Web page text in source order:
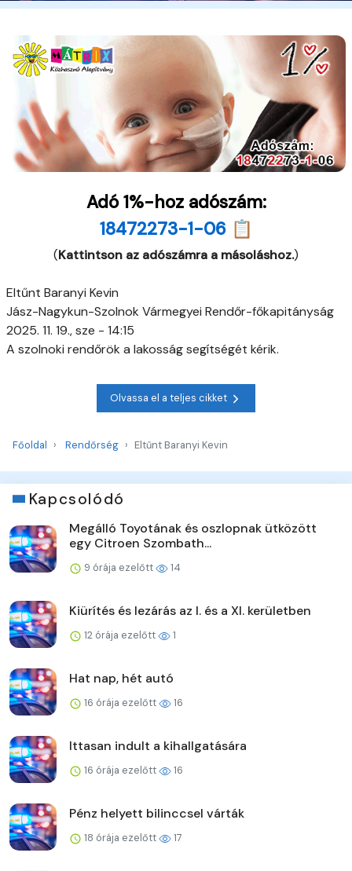
Adó 1%-hoz adószám:
18472273-1-06 📋
(Kattintson az adószámra a másoláshoz.)
Eltűnt Baranyi Kevin
Jász-Nagykun-Szolnok Vármegyei Rendőr-főkapitányság
2025. 11. 19., sze - 14:15
A szolnoki rendőrök a lakosság segítségét kérik.
Olvassa el a teljes cikket
Főoldal Rendőrség Eltűnt Baranyi Kevin
Kapcsolódó
Megálló Toyotának és oszlopnak ütközött
egy Citroen Szombath...
9 órája ezelőtt 14
Kiürítés és lezárás az I. és a XI. kerületben
12 órája ezelőtt 1
Hat nap, hét autó
16 órája ezelőtt 16
Ittasan indult a kihallgatására
16 órája ezelőtt 16
Pénz helyett bilinccsel várták
18 órája ezelőtt 17